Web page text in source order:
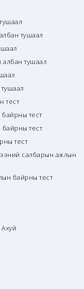
тушаал
албан тушаал
тест
тест
тест
тест
салбарын ажлын
байрны тест
Ахуй